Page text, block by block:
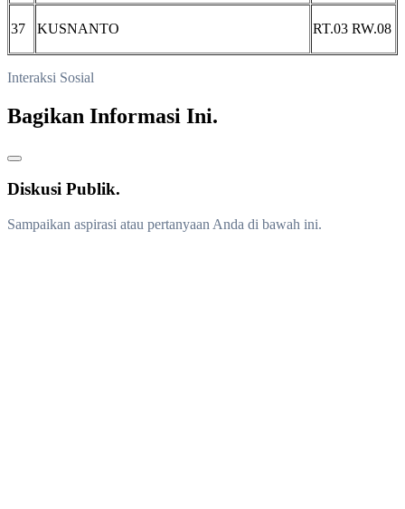
37 KUSNANTO RT.03 RW.08
Interaksi Sosial
Bagikan Informasi Ini.
Diskusi Publik.
Sampaikan aspirasi atau pertanyaan Anda di bawah ini.